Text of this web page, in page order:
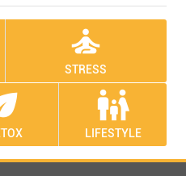
self_improvement
STRESS
family_restroom
LIFESTYLE